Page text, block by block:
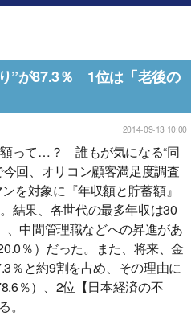
”が87.3％ 1位は「老後の
2014-09-13 10:00
って…？ 誰もが気になる“同
回、オリコン顧客満足度調査
を対象に『年収額と貯蓄額』
結果、各世代の最多年収は30
、中間管理職などへの昇進があ
％）だった。また、将来、金
％と約9割を占め、その理由に
％）、2位【日本経済の不
。